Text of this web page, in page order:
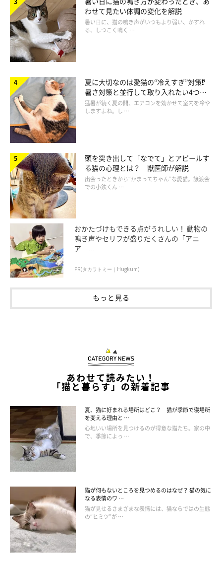
立地や広さ、機能… こだわりの猫カフェ＆
広がっています
地と広さ」と言う工藤さん。
「市内で保護された猫はできるだけ受け入れたいと思いました。
そして、より多くの猫が早くここを“卒業”できるよう、みなさん
に足を運んでもらいやすい場所という条件も譲れませんでした」
わせて見たい体調の変化を解説
暑い日に、猫の鳴き声がいつもより弱い、かすれ
る、しつこく鳴く …
夏に大切なのは愛猫の“冷えすぎ”対策⁉
暑さ対策と並行して取り入れたい4つの
工夫
猛暑が続く夏の間、エアコンを効かせて室内を冷や
しますよね。し …
頭を突き出して「なでて」とアピールす
る猫の心理とは？ 獣医師が解説
出会ったときから“かまってちゃん”な愛猫。譲渡会
での小鉄くん …
おかたづけもできる点がうれしい！ 動物の
鳴き声やセリフが盛りだくさんの「アニ
ア ...
PR(タカラトミー｜Hugkum)
もっと見る
あわせて読みたい！
「猫と暮らす」の新着記事
夏、猫に好まれる場所はどこ？ 猫が季節で寝場所
を変える理由と …
心地いい場所を見つけるのが得意な猫たち。家の中
で、季節によっ …
猫が何もないところを見つめるのはなぜ？ 猫の気に
なる表情のワ …
猫が見せるさまざまな表情には、猫ならではの生態
の“ヒミツ”が …